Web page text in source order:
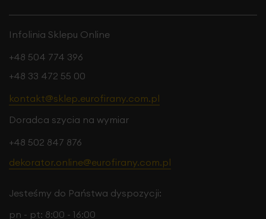
Infolinia Sklepu Online
+48 504 774 396
+48 33 472 55 00
kontakt@sklep.eurofirany.com.pl
Doradca szycia na wymiar
+48 502 847 876
dekorator.online@eurofirany.com.pl
Jesteśmy do Państwa dyspozycji:
pn - pt: 8:00 - 16:00